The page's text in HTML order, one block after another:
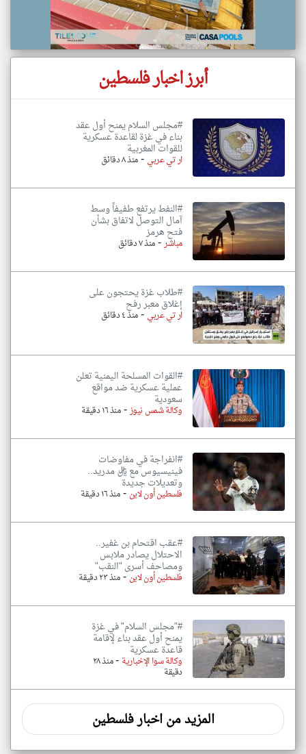
أبرز اخبار فلسطين
#مجلس السلام يمنح أول عقد
بناء في غزة لقاعدة عسكرية
للقوات المغربية
ار تي عربي -منذ ٨ دقائق
#النفط يرتفع طفيفاً وسط
آمال التوصل لاتفاق بشأن
فتح هرمز
مباشر-منذ ٧ دقائق
#طلاب غزة يحتجون على
إغلاق معبر رفح
ار تي عربي-منذ ٤ دقائق
#القوات المسلحة اليمنية تعلن
عملية عسكرية ضد مواقع
سعودية
وكالة شمس نيوز-منذ ١٦ دقيقة
#انفراجة في مفاوضات
فينيسيوس مع ريال مدريد..
وتعديلات جديدة
فلسطين أون لاين -منذ ١٦ دقيقة
#عقب اقتحام بن غفير..
الاحتلال يصادر ملابس
ومصاحف أسرى "النقب"
فلسطين أون لاين-منذ ٢٣ دقيقة
#"مجلس السلام" في غزة
يمنح أول عقد بناء لإقامة
قاعدة عسكرية
وكالة سوا الإخبارية - منذ ٢٨
دقيقة
المزيد من اخبار فلسطين